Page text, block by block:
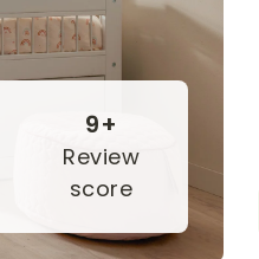
9+
Review
score